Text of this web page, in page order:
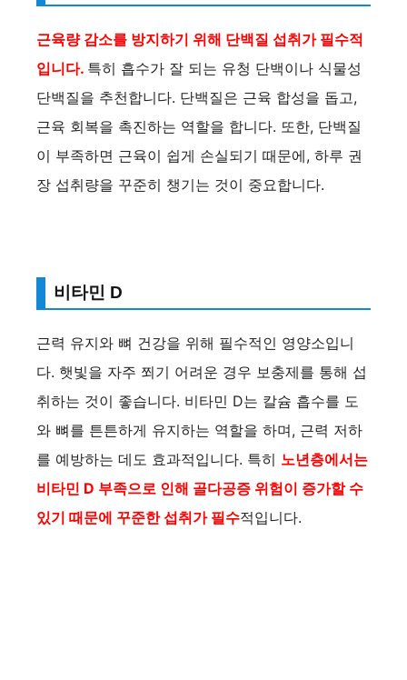
근육량 감소를 방지하기 위해 단백질 섭취가 필수적
입니다. 특히 흡수가 잘 되는 유청 단백이나 식물성
단백질을 추천합니다. 단백질은 근육 합성을 돕고,
근육 회복을 촉진하는 역할을 합니다. 또한, 단백질
이 부족하면 근육이 쉽게 손실되기 때문에, 하루 권
장 섭취량을 꾸준히 챙기는 것이 중요합니다.
비타민 D
근력 유지와 뼈 건강을 위해 필수적인 영양소입니
다. 햇빛을 자주 쬐기 어려운 경우 보충제를 통해 섭
취하는 것이 좋습니다. 비타민 D는 칼슘 흡수를 도
와 뼈를 튼튼하게 유지하는 역할을 하며, 근력 저하
를 예방하는 데도 효과적입니다. 특히 노년층에서는
비타민 D 부족으로 인해 골다공증 위험이 증가할 수
있기 때문에 꾸준한 섭취가 필수적입니다.